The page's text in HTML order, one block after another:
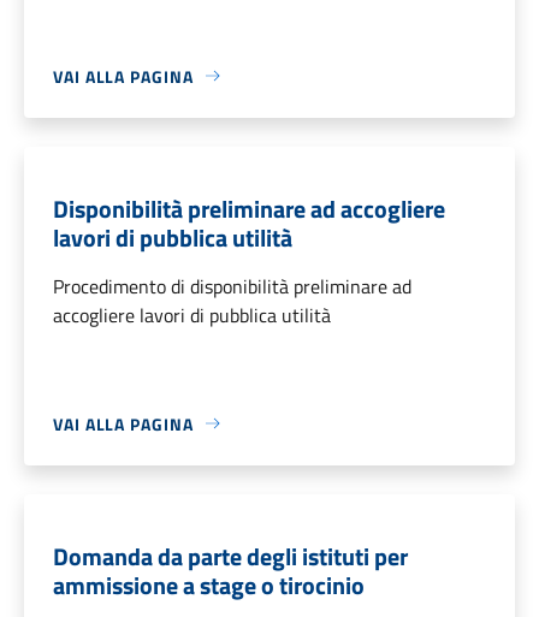
VAI ALLA PAGINA
Disponibilità preliminare ad accogliere
lavori di pubblica utilità
Procedimento di disponibilità preliminare ad
accogliere lavori di pubblica utilità
VAI ALLA PAGINA
Domanda da parte degli istituti per
ammissione a stage o tirocinio